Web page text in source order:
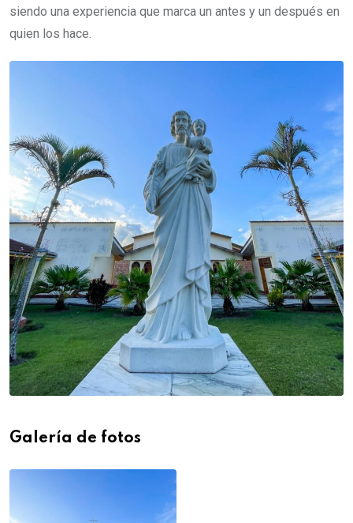
siendo una experiencia que marca un antes y un después en
quien los hace.
Galería de fotos